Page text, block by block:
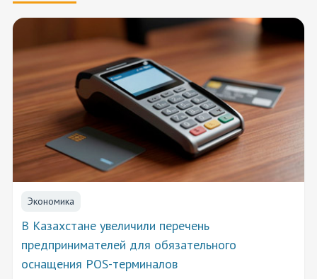
Экономика
В Казахстане увеличили перечень
предпринимателей для обязательного
оснащения POS-терминалов